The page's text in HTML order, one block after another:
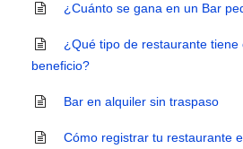
¿Cuánto se gana en un Bar
¿Qué tipo de restaurante
beneficio?
Bar en alquiler sin traspaso
Cómo registrar tu restaurante